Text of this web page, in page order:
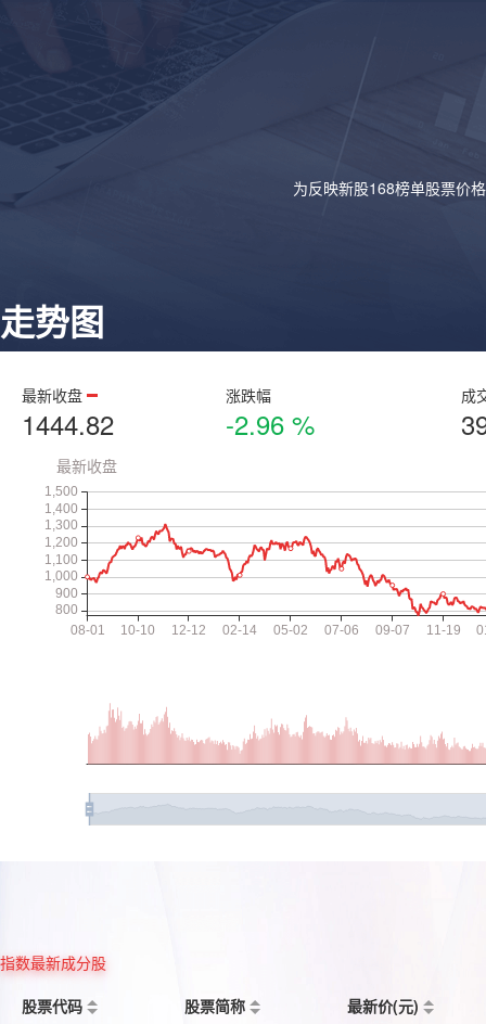
为反映新股168榜单股票价
走势图
最新收盘
1444.82
涨跌幅
-2.96 %
成
指数最新成分股
股票代码
股票简称 最新价(元)